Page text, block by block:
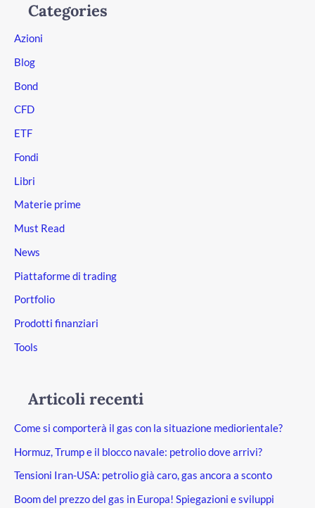
Categories
Azioni
Blog
Bond
CFD
ETF
Fondi
Libri
Materie prime
Must Read
News
Piattaforme di trading
Portfolio
Prodotti finanziari
Tools
Articoli recenti
Come si comporterà il gas con la situazione mediorientale?
Hormuz, Trump e il blocco navale: petrolio dove arrivi?
Tensioni Iran-USA: petrolio già caro, gas ancora a sconto
Boom del prezzo del gas in Europa! Spiegazioni e sviluppi